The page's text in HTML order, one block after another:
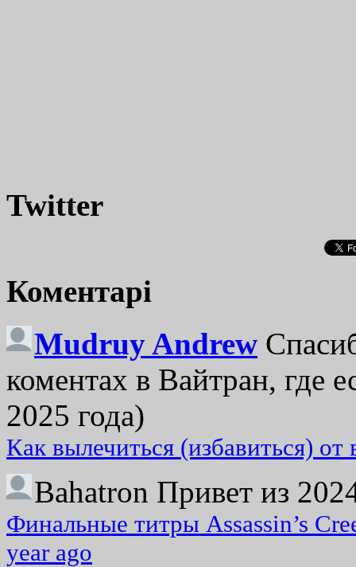
Twitter
Коментарі
Mudruy Andrew
коментах в Вайтран, где
2025 года)
Как вылечиться (избавиться)
Bahatron Привет из
Финальные титры Assassin’s
year ago